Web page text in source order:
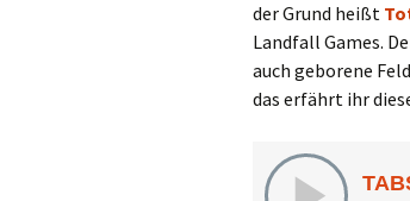
der Grund heißt
Landfall Games.
auch geborene
das erfährt ihr